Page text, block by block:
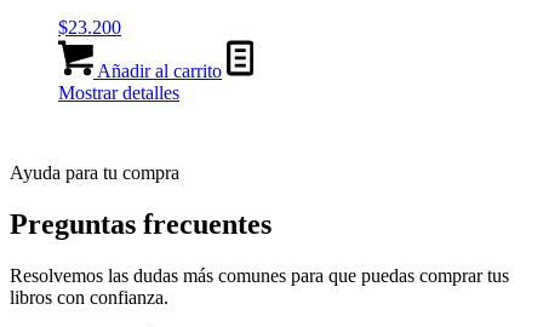
$23.200
Añadir al carrito
Mostrar detalles
Ayuda para tu compra
Preguntas frecuentes
Resolvemos las dudas más comunes para que puedas comprar tus
libros con confianza.